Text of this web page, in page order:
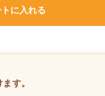
に入れる
す。